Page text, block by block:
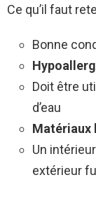
Ce qu’il faut
Bonne
Doit être
d’eau
Matériaux
Un
extérieur